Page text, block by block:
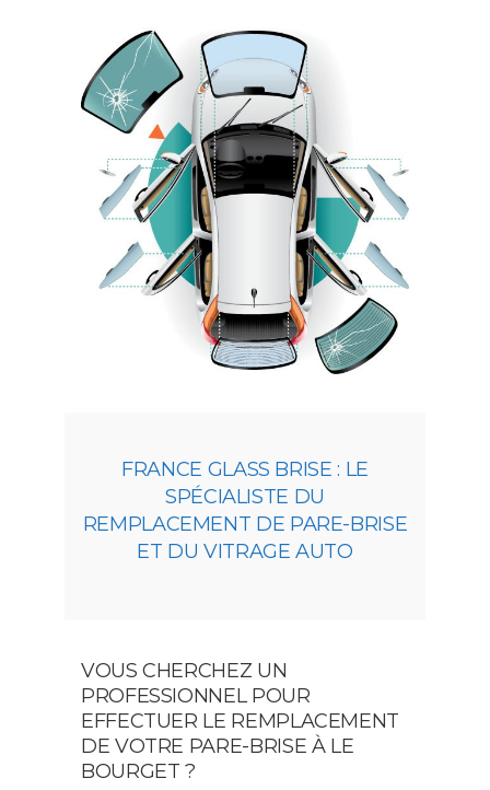
FRANCE GLASS BRISE : LE
SPÉCIALISTE DU
REMPLACEMENT DE PARE-BRISE
ET DU VITRAGE AUTO
VOUS CHERCHEZ UN
PROFESSIONNEL POUR
EFFECTUER LE REMPLACEMENT
DE VOTRE PARE-BRISE À LE
BOURGET ?